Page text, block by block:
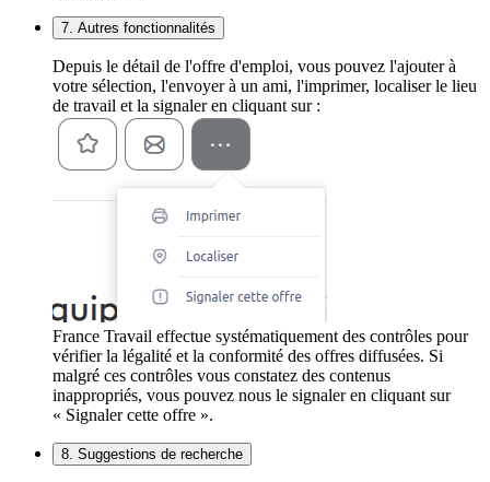
7. Autres fonctionnalités
Depuis le détail de l'offre d'emploi, vous pouvez l'ajouter à
votre sélection, l'envoyer à un ami, l'imprimer, localiser le lieu
de travail et la signaler en cliquant sur :
France Travail effectue systématiquement des contrôles pour
vérifier la légalité et la conformité des offres diffusées. Si
malgré ces contrôles vous constatez des contenus
inappropriés, vous pouvez nous le signaler en cliquant sur
« Signaler cette offre ».
8. Suggestions de recherche